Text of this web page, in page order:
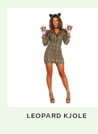
LEOPARD KJOLE